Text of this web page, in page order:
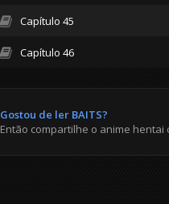
Capítulo 45
Capítulo 46
Gostou de ler BAITS?
Então compartilhe o anime